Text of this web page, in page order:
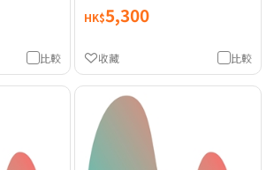
比較
HK$5,300
比較
收藏